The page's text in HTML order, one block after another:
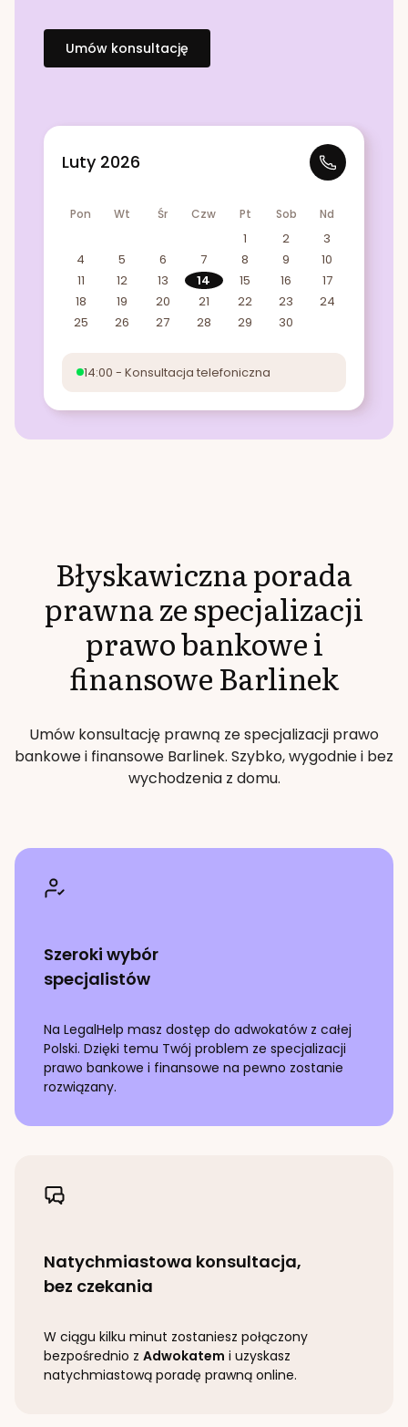
Umów konsultację
Luty 2026
Pon Wt Śr Czw Pt Sob Nd
1 2
3
4
5 6 7 8 9
10
11
12 13 14 15 16
17
18
19 20 21 22 23
24
25
26 27 28 29 30
14:00 - Konsultacja telefoniczna
Błyskawiczna porada
prawna ze specjalizacji
prawo bankowe i
finansoweBarlinek
Umów konsultację prawną ze specjalizacji prawo
bankowe i finansowe Barlinek. Szybko, wygodnie i bez
wychodzenia z domu.
Szeroki wybór
specjalistów
Na LegalHelp masz dostęp do adwokatów z całej
Polski. Dzięki temu Twój problem ze specjalizacji
prawo bankowe i finansowe na pewno zostanie
rozwiązany.
Natychmiastowa konsultacja,
bez czekania
W ciągu kilku minut zostaniesz połączony
bezpośrednio z Adwokatem i uzyskasz
natychmiastową poradę prawną online.